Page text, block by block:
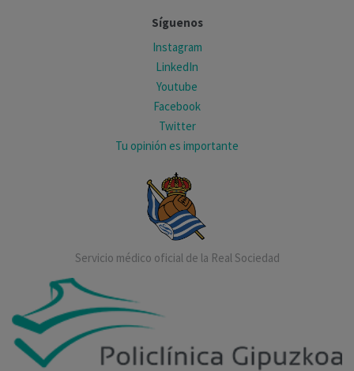
Síguenos
Instagram
LinkedIn
Youtube
Facebook
Twitter
Tu opinión es importante
Servicio médico oficial de la Real Sociedad